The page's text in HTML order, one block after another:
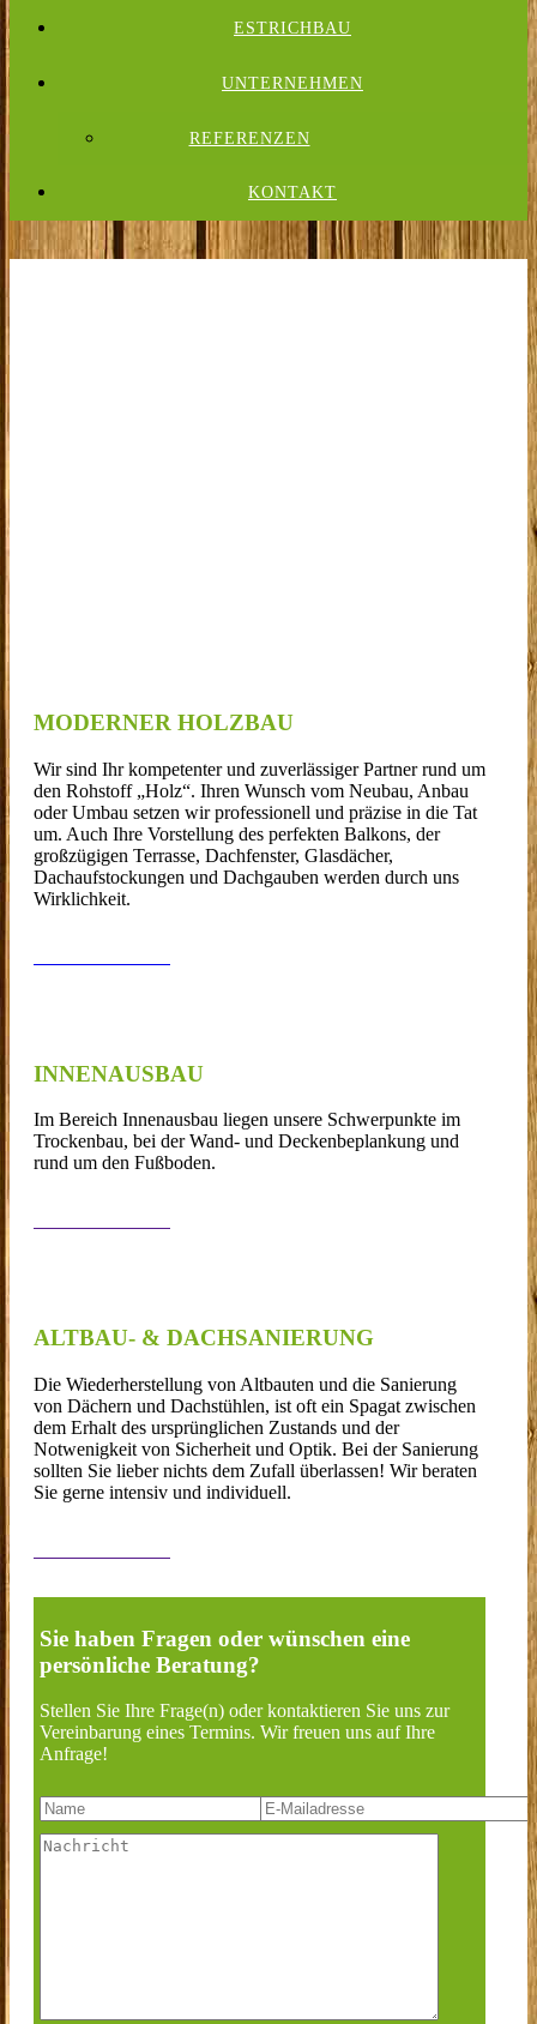
ESTRICHBAU
UNTERNEHMEN
REFERENZEN
KONTAKT
MODERNER HOLZBAU
Wir sind Ihr kompetenter und zuverlässiger Partner rund um
den Rohstoff „Holz“. Ihren Wunsch vom Neubau, Anbau
oder Umbau setzen wir professionell und präzise in die Tat
um. Auch Ihre Vorstellung des perfekten Balkons, der
großzügigen Terrasse, Dachfenster, Glasdächer,
Dachaufstockungen und Dachgauben werden durch uns
Wirklichkeit.
INNENAUSBAU
Im Bereich Innenausbau liegen unsere Schwerpunkte im
Trockenbau, bei der Wand- und Deckenbeplankung und
rund um den Fußboden.
ALTBAU- & DACHSANIERUNG
Die Wiederherstellung von Altbauten und die Sanierung
von Dächern und Dachstühlen, ist oft ein Spagat zwischen
dem Erhalt des ursprünglichen Zustands und der
Notwenigkeit von Sicherheit und Optik. Bei der Sanierung
sollten Sie lieber nichts dem Zufall überlassen! Wir beraten
Sie gerne intensiv und individuell.
Sie haben Fragen oder wünschen eine
persönliche Beratung?
Stellen Sie Ihre Frage(n) oder kontaktieren Sie uns zur
Vereinbarung eines Termins. Wir freuen uns auf Ihre
Anfrage!